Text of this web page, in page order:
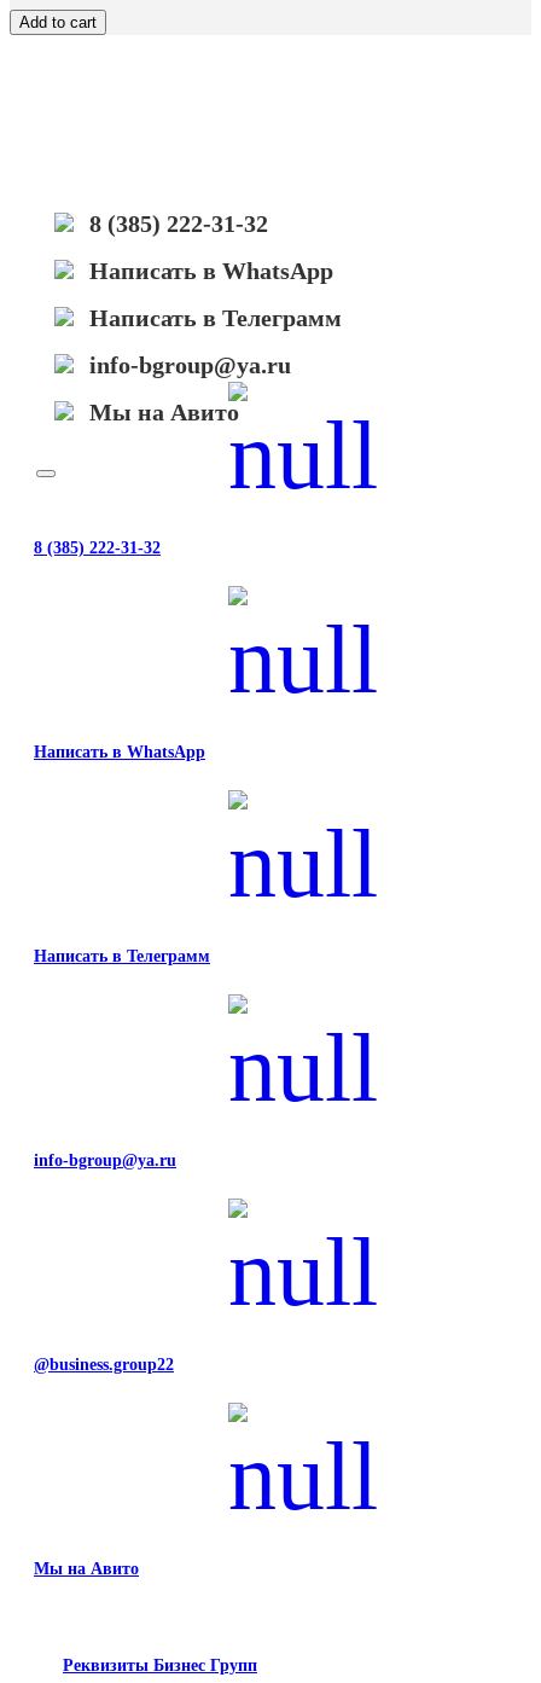
Hi-
Black
Add to cart
8 (385) 222-31-32
Написать в WhatsApp
Написать в Телеграмм
info-bgroup@ya.ru
Мы на Авито
8 (385) 222-31-32
Написать в WhatsApp
Написать в Телеграмм
info-bgroup@ya.ru
@business.group22
Мы на Авито
Реквизиты Бизнес Групп